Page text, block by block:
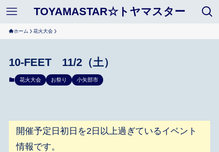
TOYAMASTAR☆トヤマスター
ホーム 花火大会
10-FEET 11/2（土）
花火大会 お祭り 小矢部市
開催予定日初日を2日以上過ぎているイベント
情報です。